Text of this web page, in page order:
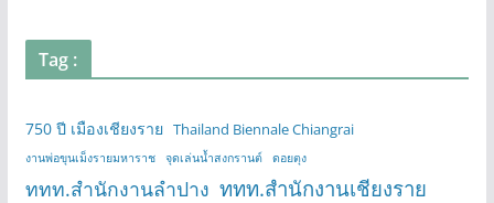
Tag :
750 ปี เมืองเชียงราย Thailand Biennale Chiangrai
งานพ่อขุนเม็งรายมหาราช จุดเล่นน้ำสงกรานต์ ดอยตุง
ททท.สำนักงานลำปาง ททท.สำนักงานเชียงราย